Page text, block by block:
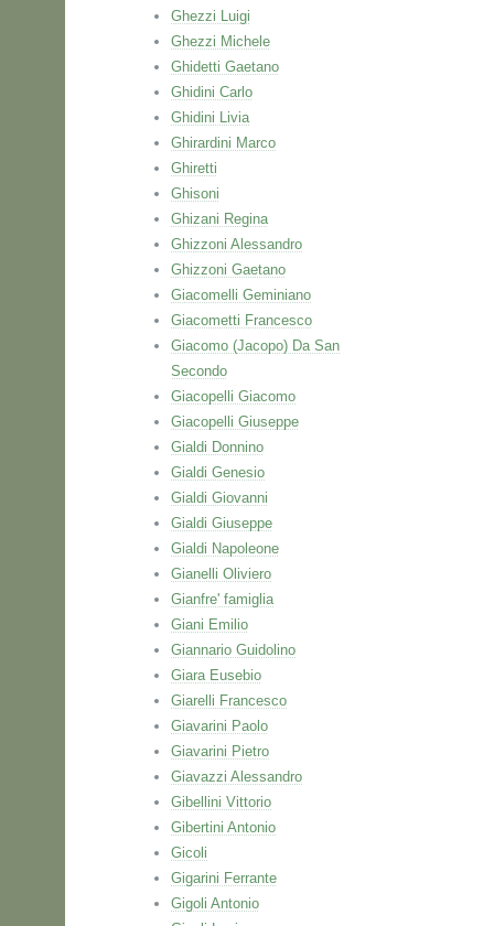
Ghezzi Luigi
Ghezzi Michele
Ghidetti Gaetano
Ghidini Carlo
Ghidini Livia
Ghirardini Marco
Ghiretti
Ghisoni
Ghizani Regina
Ghizzoni Alessandro
Ghizzoni Gaetano
Giacomelli Geminiano
Giacometti Francesco
Giacomo (Jacopo) Da San
Secondo
Giacopelli Giacomo
Giacopelli Giuseppe
Gialdi Donnino
Gialdi Genesio
Gialdi Giovanni
Gialdi Giuseppe
Gialdi Napoleone
Gianelli Oliviero
Gianfre' famiglia
Giani Emilio
Giannario Guidolino
Giara Eusebio
Giarelli Francesco
Giavarini Paolo
Giavarini Pietro
Giavazzi Alessandro
Gibellini Vittorio
Gibertini Antonio
Gicoli
Gigarini Ferrante
Gigoli Antonio